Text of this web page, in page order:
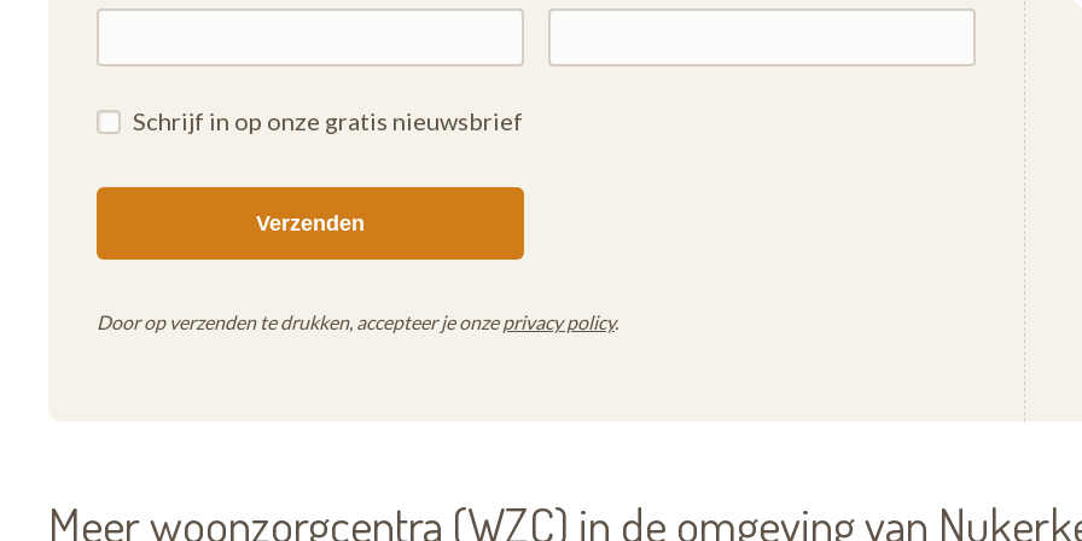
Schrijf in op onze gratis nieuwsbrief
Door op verzenden te drukken, accepteer je onzeprivacy policy.
Meer woonzorgcentra (WZC) in de omgeving van